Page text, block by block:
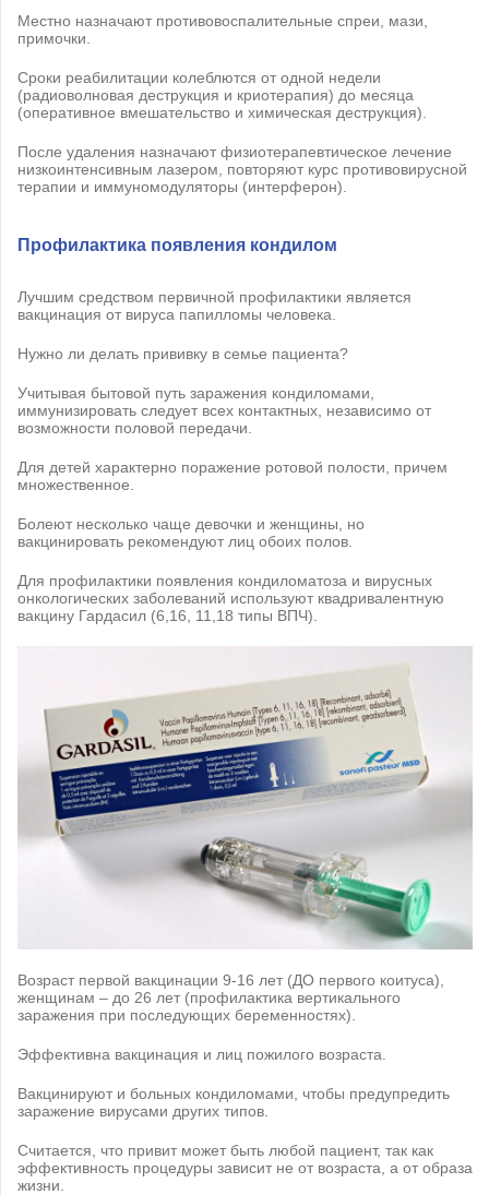
Местно назначают противовоспалительные спреи, мази,
примочки.
Сроки реабилитации колеблются от одной недели
(радиоволновая деструкция и криотерапия) до месяца
(оперативное вмешательство и химическая деструкция).
После удаления назначают физиотерапевтическое лечение
низкоинтенсивным лазером, повторяют курс противовирусной
терапии и иммуномодуляторы (интерферон).
Профилактика появления кондилом
Лучшим средством первичной профилактики является
вакцинация от вируса папилломы человека.
Нужно ли делать прививку в семье пациента?
Учитывая бытовой путь заражения кондиломами,
иммунизировать следует всех контактных, независимо от
возможности половой передачи.
Для детей характерно поражение ротовой полости, причем
множественное.
Болеют несколько чаще девочки и женщины, но
вакцинировать рекомендуют лиц обоих полов.
Для профилактики появления кондиломатоза и вирусных
онкологических заболеваний используют квадривалентную
вакцину Гардасил (6,16, 11,18 типы ВПЧ).
Возраст первой вакцинации 9-16 лет (ДО первого коитуса),
женщинам – до 26 лет (профилактика вертикального
заражения при последующих беременностях).
Эффективна вакцинация и лиц пожилого возраста.
Вакцинируют и больных кондиломами, чтобы предупредить
заражение вирусами других типов.
Считается, что привит может быть любой пациент, так как
эффективность процедуры зависит не от возраста, а от образа
жизни.